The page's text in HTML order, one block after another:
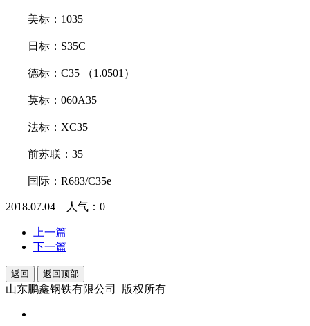
美标：1035
日标：S35C
德标：C35 （1.0501）
英标：060A35
法标：XC35
前苏联：35
国际：R683/C35e
2018.07.04 人气： 0
上一篇
下一篇
返回 返回顶部
山东鹏鑫钢铁有限公司 版权所有